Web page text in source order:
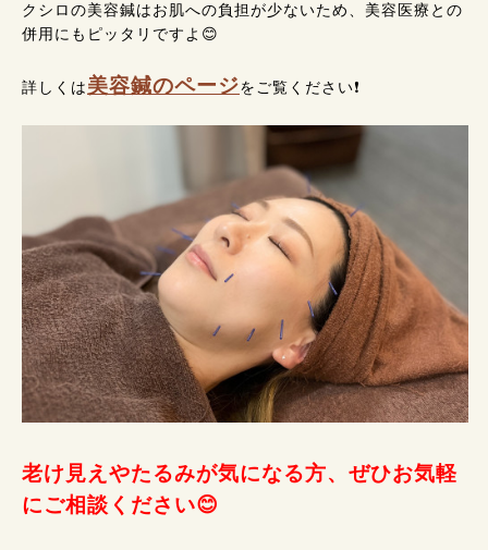
クシロの美容鍼はお肌への負担が少ないため、美容医療との
併用にもピッタリですよ😊
詳しくは美容鍼のページをご覧ください❗
老け見えやたるみが気になる方、ぜひお気軽
にご相談ください😊